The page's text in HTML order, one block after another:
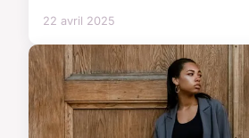
22 avril 2025